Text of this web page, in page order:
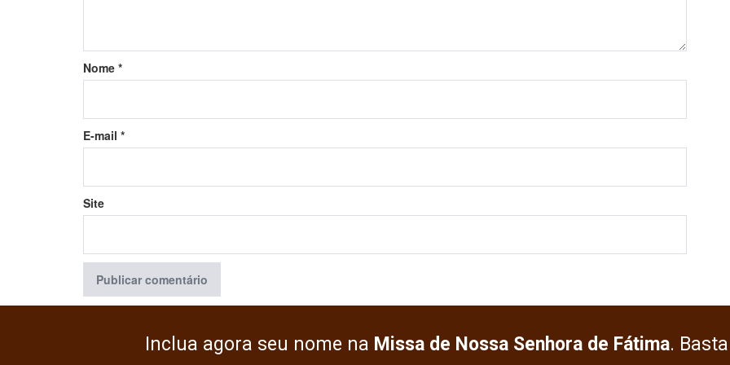
Nome *
E-mail *
Site
Inclua agora seu nome na Missa de Nossa Senhora de Fátima.